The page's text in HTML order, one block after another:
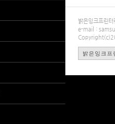
밝은잉크프
e-mail :
밝은잉크프